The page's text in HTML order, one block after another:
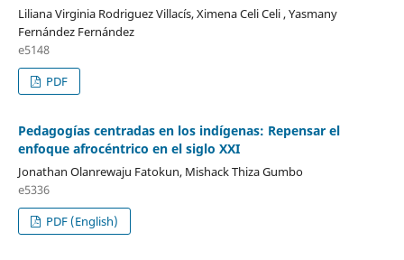
Liliana Virginia Rodriguez Villacís, Ximena Celi Celi , Yasmany
Fernández Fernández
e5148
PDF
Pedagogías centradas en los indígenas: Repensar el
enfoque afrocéntrico en el siglo XXI
Jonathan Olanrewaju Fatokun, Mishack Thiza Gumbo
e5336
PDF (English)